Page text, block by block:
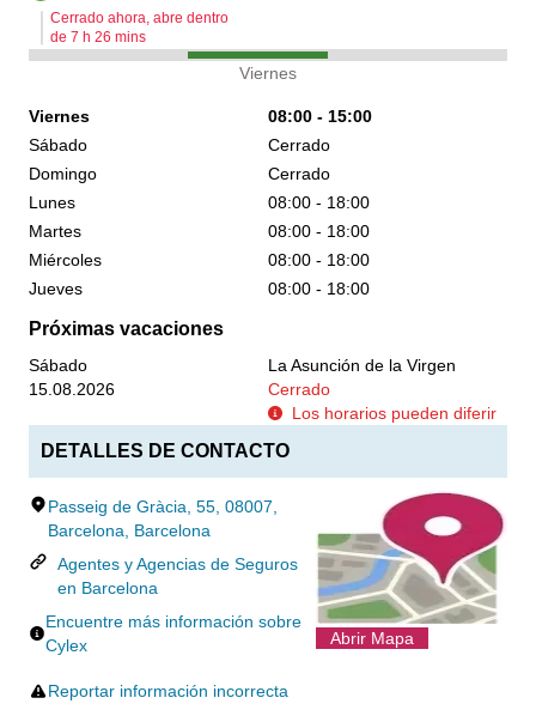
Cerrado ahora, abre dentro
de 7 h 26 mins
Viernes
Viernes
08:00 - 15:00
Sábado
Cerrado
Domingo
Cerrado
Lunes
08:00 - 18:00
Martes
08:00 - 18:00
Miércoles
08:00 - 18:00
Jueves
08:00 - 18:00
Próximas vacaciones
Sábado
La Asunción de la Virgen
15.08.2026
Cerrado
Los horarios pueden diferir
DETALLES DE CONTACTO
Passeig de Gràcia, 55, 08007,
Barcelona, Barcelona
Agentes y Agencias de Seguros
en Barcelona
Encuentre más información sobre
Cylex
Reportar información incorrecta
Abrir Mapa